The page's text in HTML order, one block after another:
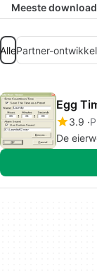
Meeste
AllePartner-
Egg
3.9
De